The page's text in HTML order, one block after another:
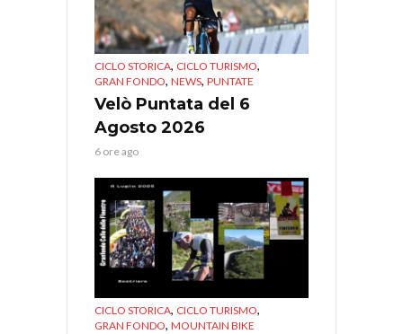
CICLO STORICA, CICLO TURISMO,
GRAN FONDO, NEWS, PUNTATE
Velò Puntata del 6
Agosto 2026
6 ore ago
CICLO STORICA, CICLO TURISMO,
GRAN FONDO, MOUNTAIN BIKE